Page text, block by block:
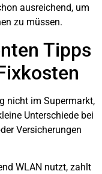
aus­rei­chend, um
zu müs­sen.
Tipps
nicht im Super­markt,
Unter­schie­de bei
Ver­si­che­run­gen
WLAN nutzt, zahlt